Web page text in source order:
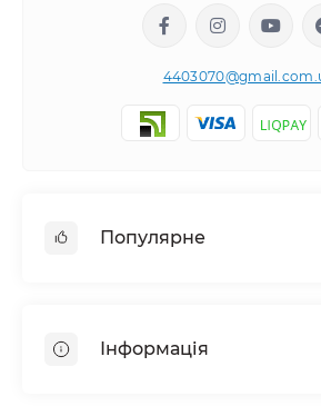
Популярне
Грілки
Інформація